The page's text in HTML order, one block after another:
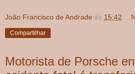
João Francisco de Andrade às 15:42
Compartilhar
Motorista de Porsche